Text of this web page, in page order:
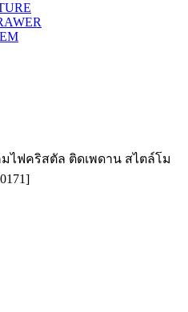
ไฟคริสตัล ติดเพดาน สไตล์โม